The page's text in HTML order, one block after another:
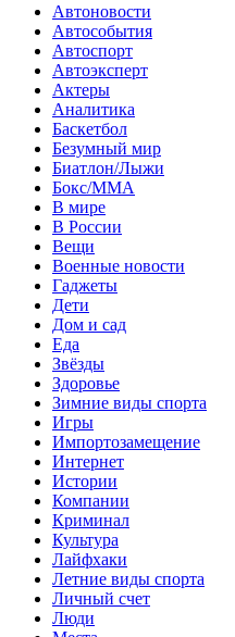
Автоновости
Автособытия
Автоспорт
Автоэксперт
Актеры
Аналитика
Баскетбол
Безумный мир
Биатлон/Лыжи
Бокс/MMA
В мире
В России
Вещи
Военные новости
Гаджеты
Дети
Дом и сад
Еда
Звёзды
Здоровье
Зимние виды спорта
Игры
Импортозамещение
Интернет
Истории
Компании
Криминал
Культура
Лайфхаки
Летние виды спорта
Личный счет
Люди